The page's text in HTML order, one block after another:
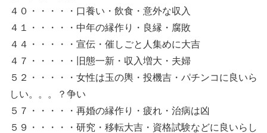
４０・・・・・口養い・飲食・意外な収入
４１・・・・・中年の縁作り・良縁・腐敗
４４・・・・・宣伝・催しごと人集めに大吉
４７・・・・・旧態一新・収入増大・夫婦
５２・・・・・女性は玉の輿・投機吉・パチンコに良いら
しい。。。？争い
５７・・・・・再婚の縁作り・疲れ・治病は凶
５９・・・・・研究・移転大吉・資格試験などに良いらし